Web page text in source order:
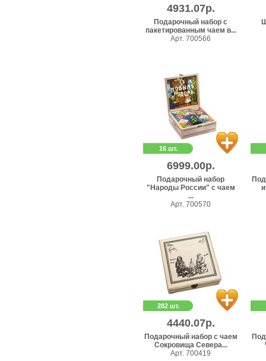
4931.07р.
Подарочный набор с
пакетированным чаем в...
Арт. 700566
16 шт.
6999.00р.
Подарочный набор
"Народы России" с чаем
...
Арт. 700570
282 шт.
4440.07р.
Подарочный набор c чаем
Сокровища Севера...
Арт. 700419